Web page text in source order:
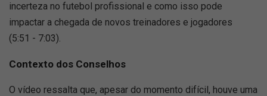
incerteza no futebol profissional e como isso pode
impactar a chegada de novos treinadores e jogadores
(5:51 - 7:03).
Contexto dos Conselhos
O vídeo ressalta que, apesar do momento difícil, houve uma